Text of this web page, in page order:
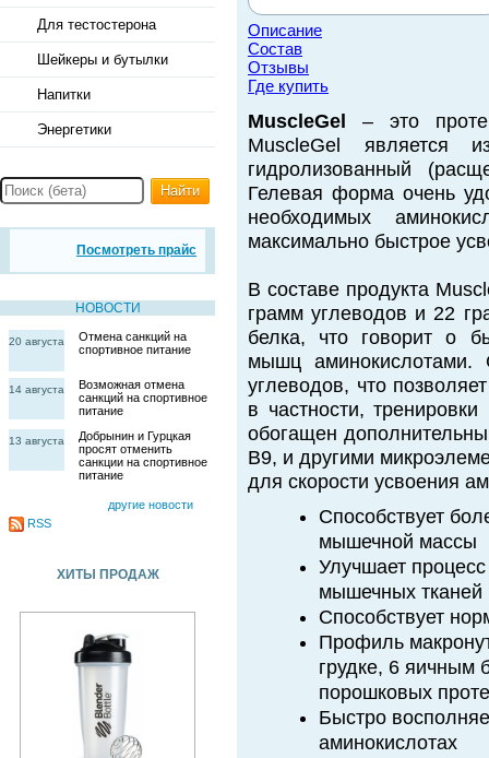
Для тестостерона
Шейкеры и бутылки
Напитки
Энергетики
Найти
Посмотреть прайс
НОВОСТИ
20 августа
Отмена санкций на
спортивное питание
14 августа
Возможная отмена
санкций на спортивное
питание
13 августа
Добрынин и Гурцкая
просят отменить
санкции на спортивное
питание
другие новости
RSS
ХИТЫ ПРОДАЖ
Описание
Состав
Отзывы
Где купить
MuscleGel
– это
MuscleGel является
гидролизованный
Гелевая форма очень
необходимых
максимально быстрое
В составе продукта
грамм углеводов и 22
белка, что говорит о
мышц аминокислотами.
углеводов, что
в частности,
обогащен
B9, и другими
для скорости усвоения
Способствует
мышечной массы
Улучшает
мышечных тканей
Способствует
Профиль
грудке, 6 яичным
порошковых
Быстро
аминокислотах